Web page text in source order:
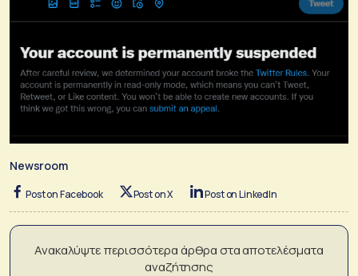
Newsroom
Post on Facebook Post on X Post on LinkedIn
Ανακαλύψτε περισσότερα άρθρα στα αποτελέσματα
αναζήτησης